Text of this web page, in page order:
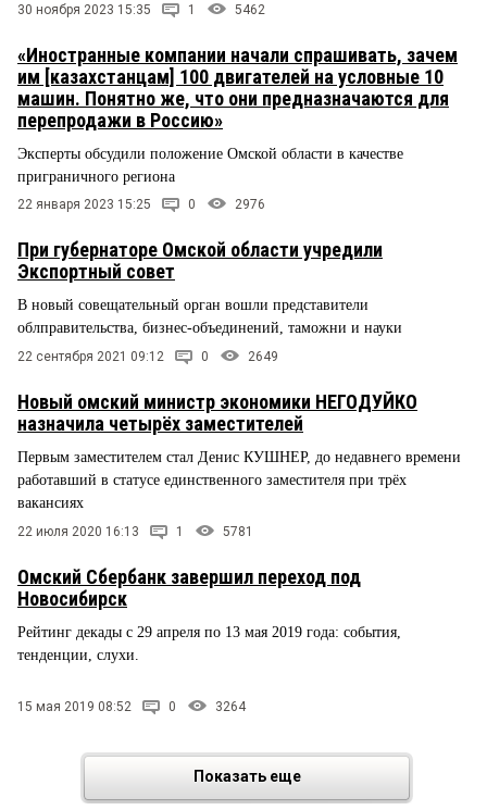
30 ноября 2023 15:35 1 5462
«Иностранные компании начали спрашивать, зачем
им [казахстанцам] 100 двигателей на условные 10
машин. Понятно же, что они предназначаются для
перепродажи в Россию»
Эксперты обсудили положение Омской области в качестве
приграничного региона
22 января 2023 15:25 0 2976
При губернаторе Омской области учредили
Экспортный совет
В новый совещательный орган вошли представители
облправительства, бизнес-объединений, таможни и науки
22 сентября 2021 09:12 0 2649
Новый омский министр экономики НЕГОДУЙКО
назначила четырёх заместителей
Первым заместителем стал Денис КУШНЕР, до недавнего времени
работавший в статусе единственного заместителя при трёх
вакансиях
22 июля 2020 16:13 1 5781
Омский Сбербанк завершил переход под
Новосибирск
Рейтинг декады с 29 апреля по 13 мая 2019 года: события,
тенденции, слухи.
15 мая 2019 08:52 0 3264
Показать еще